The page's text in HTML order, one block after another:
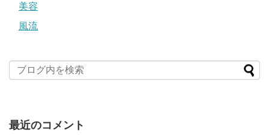
美容
風流
最近のコメント